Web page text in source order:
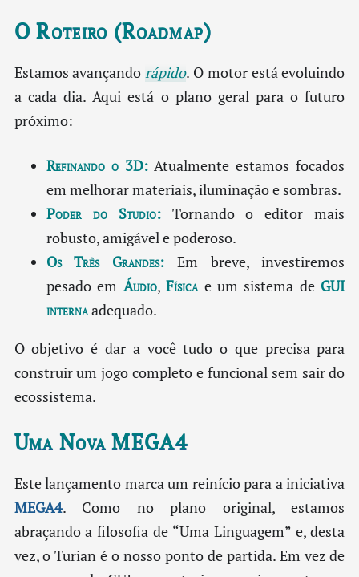
O Roteiro (Roadmap)
Estamos avançandorápido. O motor está evoluindo
a cada dia. Aqui está o plano geral para o futuro
próximo:
Refinando o 3D:Atualmente estamos focados
em melhorar materiais, iluminação e sombras.
Poder do Studio:Tornando o editor mais
robusto, amigável e poderoso.
Os Três Grandes: Em breve, investiremos
pesado em Áudio,Físicae um sistema de GUI
internaadequado.
O objetivo é dar a você tudo o que precisa para
construir um jogo completo e funcional sem sair do
ecossistema.
Uma Nova MEGA4
Este lançamento marca um reinício para a iniciativa
MEGA4. Como no plano original, estamos
abraçando a filosofia de “Uma Linguagem” e, desta
vez, o Turian é o nosso ponto de partida. Em vez de